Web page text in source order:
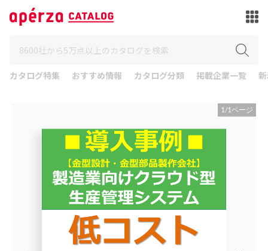
カタログ特集 おすすめ情報 カタログ分類 掲載企業一覧
1/1ページ